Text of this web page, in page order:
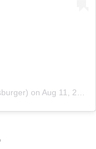
on Aug 11, 2020 at 2:30pm PDT